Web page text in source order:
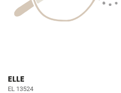
ELLE
EL 13524